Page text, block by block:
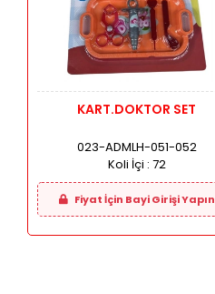
KART.DOKTOR SET
023-ADMLH-051-052
Koli İçi : 72
Fiyat İçin Bayi Girişi Yapın